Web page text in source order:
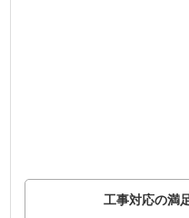
工事対応の満